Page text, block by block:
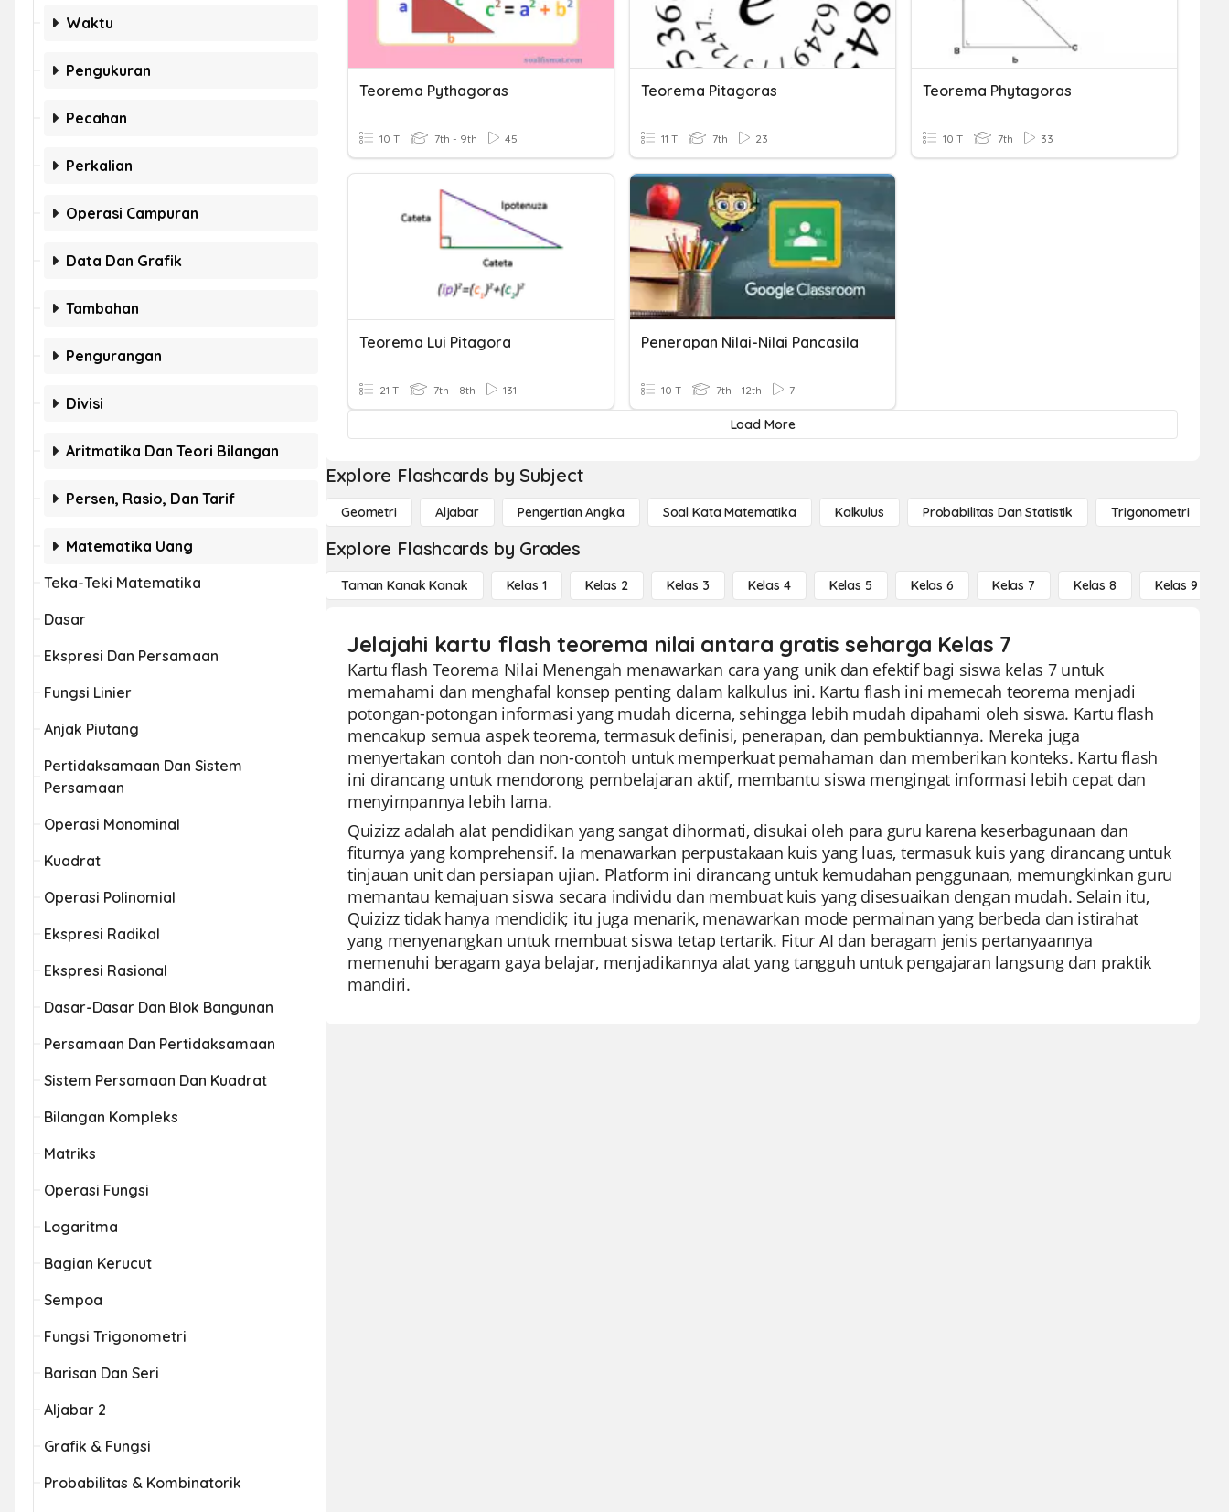
Waktu
Pengukuran
Pecahan
Perkalian
Operasi Campuran
Data Dan Grafik
Tambahan
Pengurangan
Divisi
Aritmatika Dan Teori Bilangan
Persen, Rasio, Dan Tarif
Matematika Uang
Teka-Teki Matematika
Dasar
Ekspresi Dan Persamaan
Fungsi Linier
Anjak Piutang
Pertidaksamaan Dan Sistem
Persamaan
Operasi Monominal
Kuadrat
Operasi Polinomial
Ekspresi Radikal
Ekspresi Rasional
Dasar-Dasar Dan Blok Bangunan
Persamaan Dan Pertidaksamaan
Sistem Persamaan Dan Kuadrat
Bilangan Kompleks
Matriks
Operasi Fungsi
Logaritma
Bagian Kerucut
Sempoa
Fungsi Trigonometri
Barisan Dan Seri
Aljabar 2
Grafik & Fungsi
Probabilitas & Kombinatorik
Teorema Pythagoras
10 T 7th - 9th 45
Teorema Pitagoras
11 T 7th 23
Teorema Phytagoras
10 T 7th 33
Teorema Lui Pitagora
21 T 7th - 8th 131
Penerapan Nilai-Nilai Pancasila
10 T 7th - 12th 7
Load More
Explore Flashcards by Subject
Geometri Aljabar Pengertian Angka Soal Kata Matematika Kalkulus Probabilitas Dan Statistik Trigonometri
Explore Flashcards by Grades
Taman Kanak Kanak Kelas 1 Kelas 2 Kelas 3 Kelas 4 Kelas 5 Kelas 6 Kelas 7 Kelas 8 Kelas 9
Jelajahi kartu flash teorema nilai antara gratis seharga Kelas 7
Kartu flash Teorema Nilai Menengah menawarkan cara yang unik dan efektif bagi siswa kelas 7 untuk
memahami dan menghafal konsep penting dalam kalkulus ini. Kartu flash ini memecah teorema menjadi
potongan-potongan informasi yang mudah dicerna, sehingga lebih mudah dipahami oleh siswa. Kartu flash
mencakup semua aspek teorema, termasuk definisi, penerapan, dan pembuktiannya. Mereka juga
menyertakan contoh dan non-contoh untuk memperkuat pemahaman dan memberikan konteks. Kartu flash
ini dirancang untuk mendorong pembelajaran aktif, membantu siswa mengingat informasi lebih cepat dan
menyimpannya lebih lama.
Quizizz adalah alat pendidikan yang sangat dihormati, disukai oleh para guru karena keserbagunaan dan
fiturnya yang komprehensif. Ia menawarkan perpustakaan kuis yang luas, termasuk kuis yang dirancang untuk
tinjauan unit dan persiapan ujian. Platform ini dirancang untuk kemudahan penggunaan, memungkinkan guru
memantau kemajuan siswa secara individu dan membuat kuis yang disesuaikan dengan mudah. Selain itu,
Quizizz tidak hanya mendidik; itu juga menarik, menawarkan mode permainan yang berbeda dan istirahat
yang menyenangkan untuk membuat siswa tetap tertarik. Fitur AI dan beragam jenis pertanyaannya
memenuhi beragam gaya belajar, menjadikannya alat yang tangguh untuk pengajaran langsung dan praktik
mandiri.